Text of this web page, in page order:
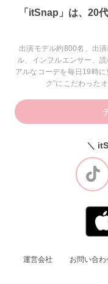
「itSnap」は、20
出演モデル約800名、出
ル、インフルエンサー、
アルなコーデを毎日19時
ク”にこだわった
＼
運営会社 お問い合わ